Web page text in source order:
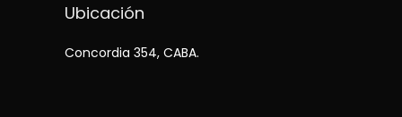
Ubicación
Concordia 354, CABA.